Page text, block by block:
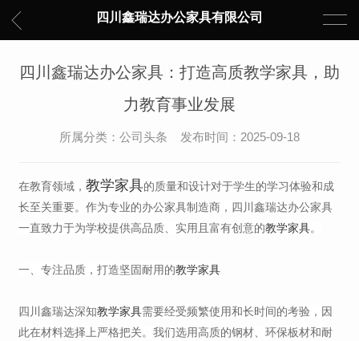
四川鑫瑞达办公家具有限公司
四川鑫瑞达办公家具：打造高质教学家具，助
力教育事业发展
所属分类： 公司头条 发布时间：2025-09-18
在教育领域，教学家具的质量和设计对于学生的学习体验和成
长至关重要。作为专业的办公家具制造商，四川鑫瑞达办公家具
一直致力于为学校提供高品质、实用且富有创意的教学家具。
一、专注品质，打造坚固耐用的教学家具
四川鑫瑞达深知教学家具需要经受频繁使用和长时间的考验，因
此在材料选择上严格把关。我们选用高质的钢材、环保板材和耐